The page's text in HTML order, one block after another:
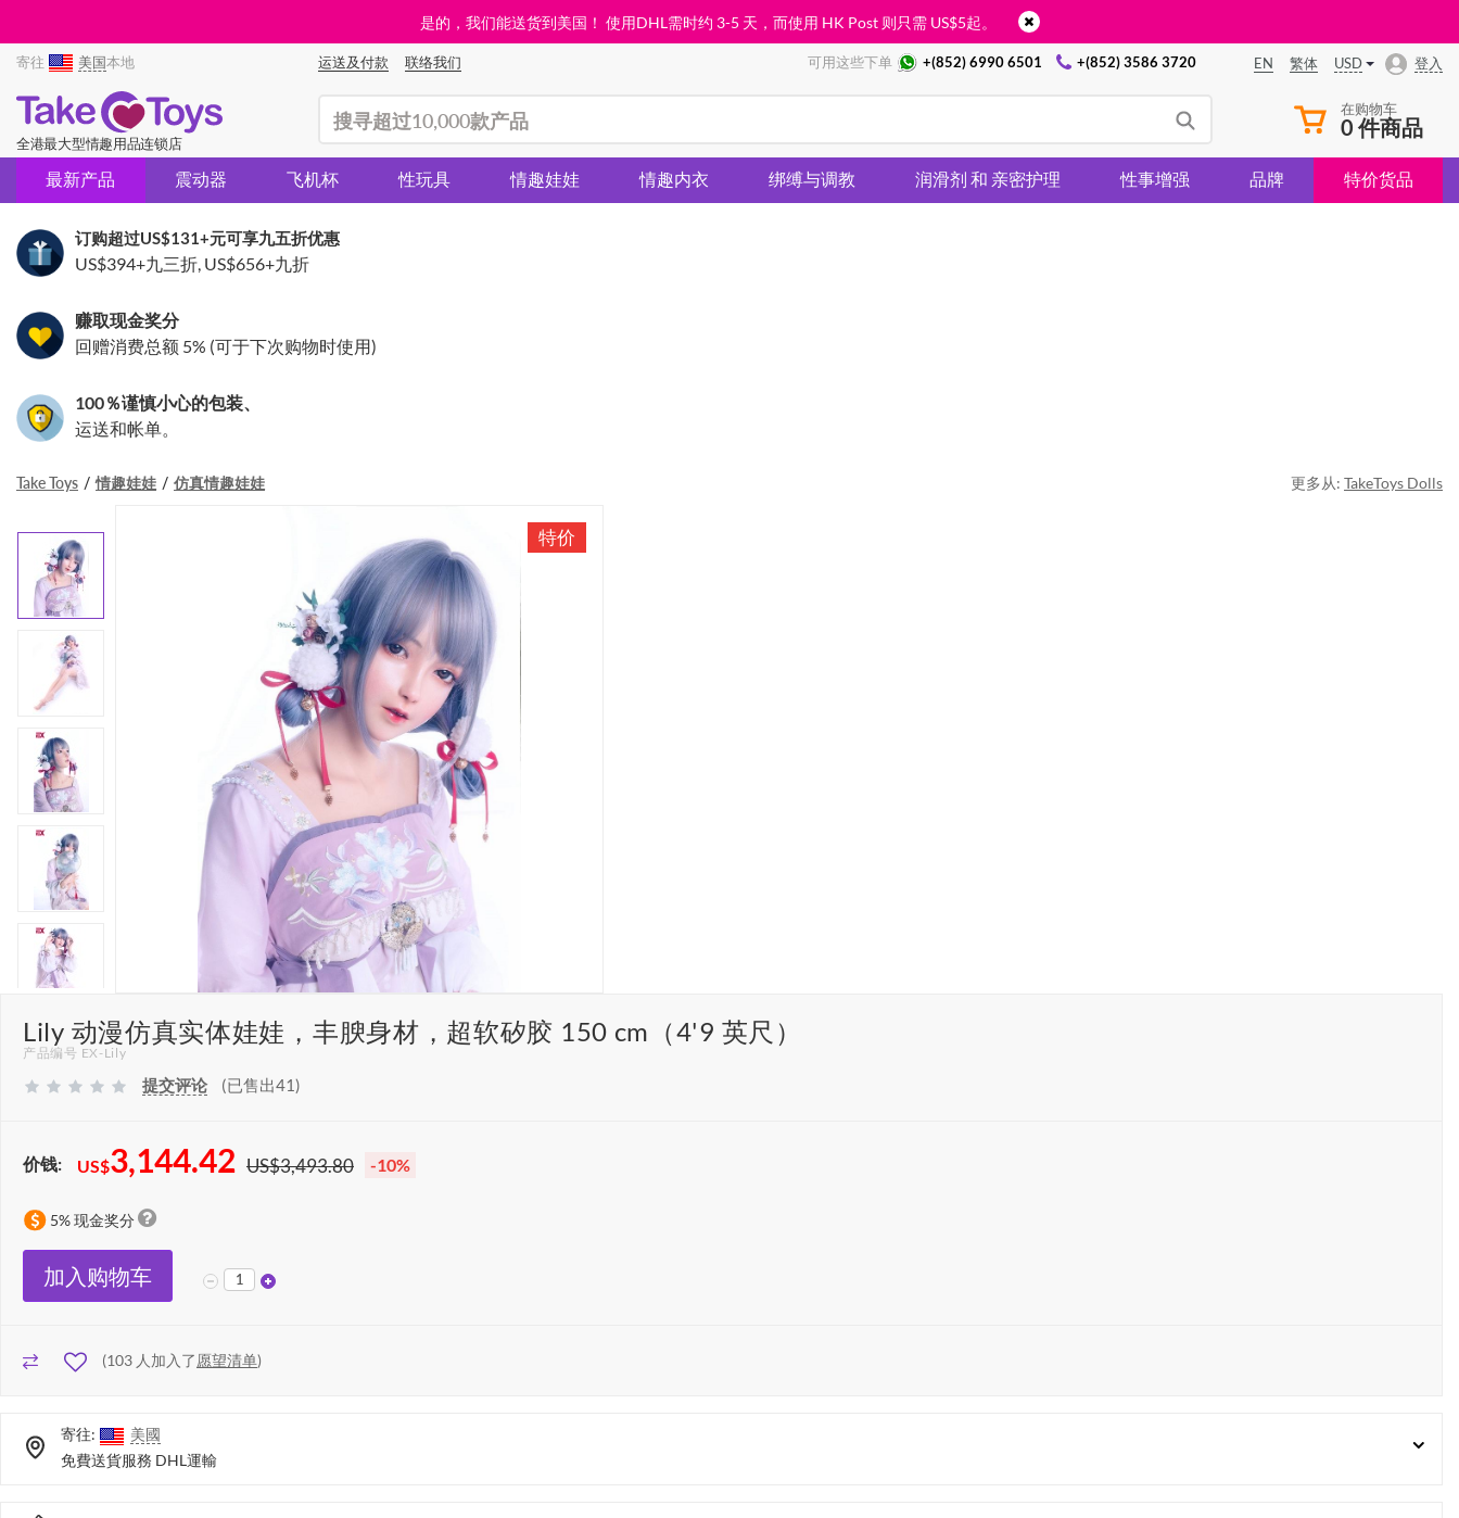
是的，我们能送货到美国！ 使用DHL需时约 3-5 天，而使用 HK Post 则只需 US$5起。
寄往 美国本地 运送及付款 联络我们 可用这些下单 +(852) 6990 6501 +(852) 3586 3720 EN 繁体 USD 登入
在购物车
0 件商品
全港最大型情趣用品连锁店
最新产品 震动器 飞机杯 性玩具 情趣娃娃 情趣内衣 绑缚与调教 润滑剂 和 亲密护理 性事增强 品牌 特价货品
订购超过US$131+元可享九五折优惠
US$394+九三折, US$656+九折
赚取现金奖分
回赠消费总额 5% (可于下次购物时使用)
100％谨慎小心的包装、
运送和帐单。
Take Toys 情趣娃娃 仿真情趣娃娃 更多从: TakeToys Dolls
Lily 动漫仿真实体娃娃，丰腴身材，超软矽胶 150 cm（4'9 英尺）
产品编号 EX-Lily
提交评论 (已售出41)
价钱: US$3,144.42 US$3,493.80 -10%
5% 现金奖分
加入购物车
(103 人加入了愿望清单)
寄往:
美國
免費送貨服務 DHL運輸